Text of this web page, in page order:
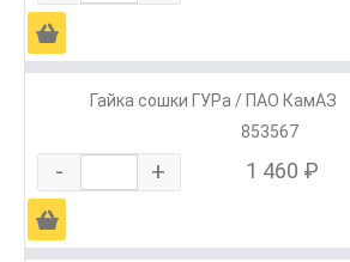
Ä
Гайка сошки ГУРа / ПАО КамАЗ
853567
- + 1 460 ₽
Ä